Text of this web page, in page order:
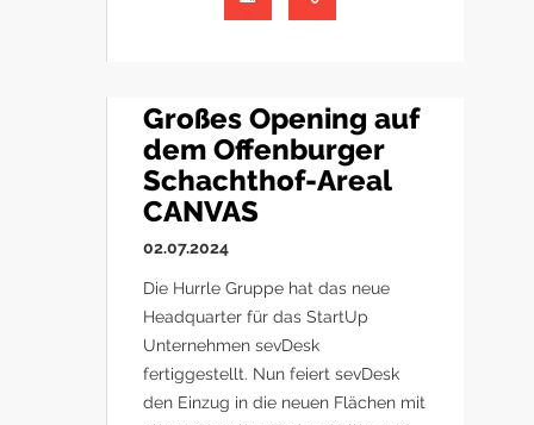
Großes Opening auf
dem Offenburger
Schachthof-Areal
CANVAS
02.07.2024
Die Hurrle Gruppe hat das neue
Headquarter für das StartUp
Unternehmen sevDesk
fertiggestellt. Nun feiert sevDesk
den Einzug in die neuen Flächen mit